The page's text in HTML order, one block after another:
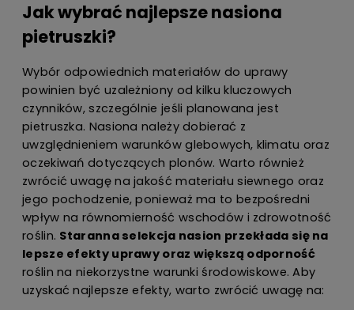
Jak wybrać najlepsze nasiona
pietruszki?
Wybór odpowiednich materiałów do uprawy
powinien być uzależniony od kilku kluczowych
czynników, szczególnie jeśli planowana jest
pietruszka. Nasiona należy dobierać z
uwzględnieniem warunków glebowych, klimatu oraz
oczekiwań dotyczących plonów. Warto również
zwrócić uwagę na jakość materiału siewnego oraz
jego pochodzenie, ponieważ ma to bezpośredni
wpływ na równomierność wschodów i zdrowotność
roślin. Staranna selekcja nasion przekłada się na
lepsze efekty uprawy oraz większą odporność
roślin na niekorzystne warunki środowiskowe. Aby
uzyskać najlepsze efekty, warto zwrócić uwagę na: